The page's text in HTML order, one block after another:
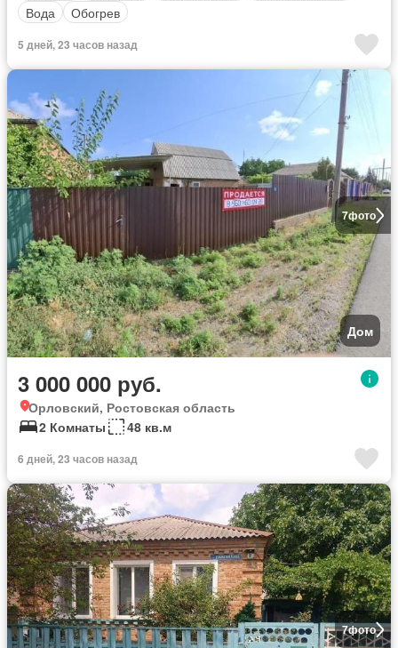
Вода
Обогрев
5 дней, 23 часов назад
7фото
Дом
3 000 000 руб.
Орловский, Ростовская область
2 Комнаты
48 кв.м
6 дней, 23 часов назад
7фото